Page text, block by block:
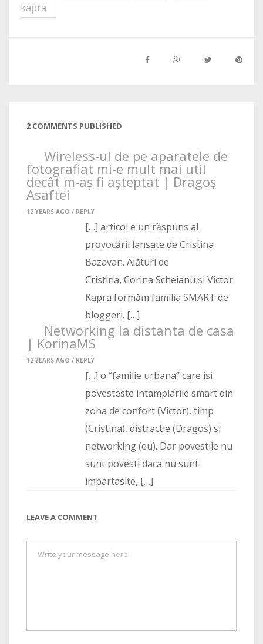
kapra
2 COMMENTS PUBLISHED
Wireless-ul de pe aparatele de
fotografiat mi-e mult mai util
decât m-aș fi așteptat | Dragoș
Asaftei
12 YEARS AGO / REPLY
[…] articol e un răspuns al
provocării lansate de Cristina
Bazavan. Alături de
Cristina, Corina Scheianu și Victor
Kapra formăm familia SMART de
bloggeri. […]
Networking la distanta de casa
| KorinaMS
12 YEARS AGO / REPLY
[…] o “familie urbana” care isi
povesteste intamplarile smart din
zona de confort (Victor), timp
(Cristina), distractie (Dragos) si
networking (eu). Dar povestile nu
sunt povesti daca nu sunt
impartasite, […]
LEAVE A COMMENT